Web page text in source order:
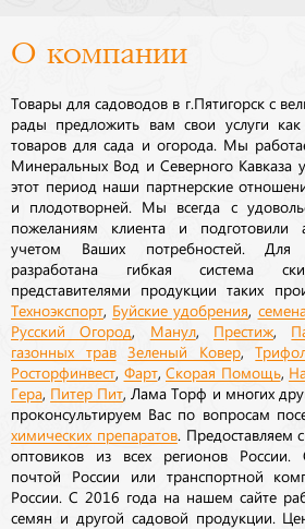
О компании
Товары для садоводов в г.Пятигорск с
рады предложить вам свои услуги
товаров для сада и огорода. Мы
Минеральных Вод и Северного Кавказа
этот период наши партнерские
и плодотворней. Мы всегда с
пожеланиям клиента и подготовили
учетом Ваших потребностей. Для
разработана гибкая система
представителями продукции таких
Техноэкспорт Буйские удобрения
Русский Огород Манул, Престиж
газонных трав Зеленый Ковер,
Росторфинвест Фарт, Скорая Помощь
Гера Питер Пит , Лама Торф и многих
проконсультируем Вас по вопросам
химических препаратов. Предоставляем
оптовиков из всех регионов России.
почтой России или транспортной
России. С 2016 года на нашем сайте
семян и другой садовой продукции.